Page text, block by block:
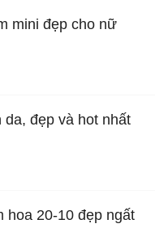
mini đẹp cho nữ
da, đẹp và hot nhất
hoa 20-10 đẹp ngất